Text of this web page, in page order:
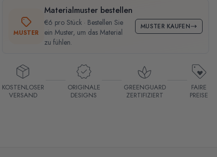
MUSTER
Materialmuster bestellen
€6 pro Stück · Bestellen Sie
ein Muster, um das Material
zu fühlen.
MUSTER KAUFEN
KOSTENLOSER
VERSAND
ORIGINALE
DESIGNS
GREENGUARD
ZERTIFIZIERT
FAIRE
PREISE